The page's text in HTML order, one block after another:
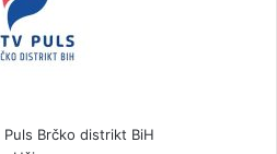
Puls Brčko distrikt BiH